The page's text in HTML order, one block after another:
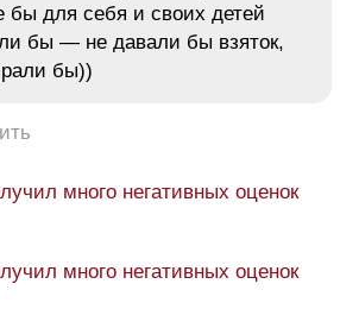
бы для себя и своих детей
бы — не давали бы взяток,
бы))
много негативных оценок
много негативных оценок